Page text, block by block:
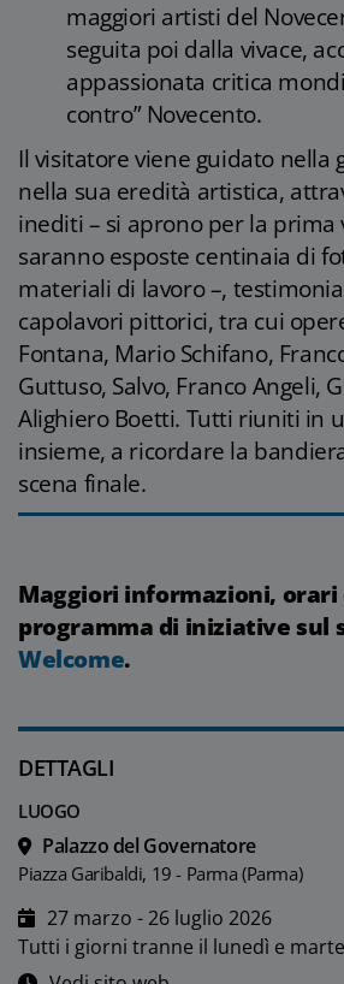
maggiori artisti del
seguita poi dalla vivace,
appassionata critica
contro” Novecento.
Il visitatore viene guidato nella
nella sua eredità artistica,
inediti – si aprono per la prima
saranno esposte centinaia di
materiali di lavoro –,
capolavori pittorici, tra cui
Fontana, Mario Schifano,
Guttuso, Salvo, Franco Angeli,
Alighiero Boetti. Tutti riuniti in
insieme, a ricordare la
scena finale.
Maggiori informazioni,
programma di iniziative sul
Welcome.
DETTAGLI
LUOGO
Palazzo del Governatore
Piazza Garibaldi, 19 - Parma (Parma)
27 marzo - 26 luglio 2026
Tutti i giorni tranne il lunedì e